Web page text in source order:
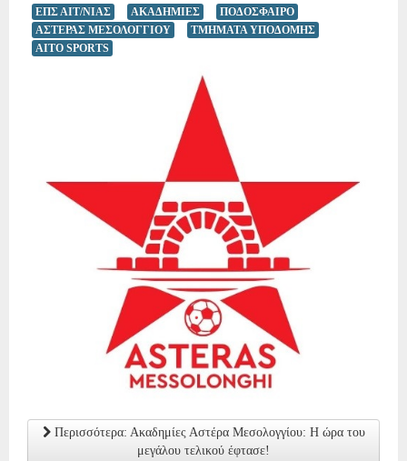
ΕΠΣ ΑΙΤ/ΝΙΑΣ ΑΚΑΔΗΜΙΕΣ
ΠΟΔΟΣΦΑΙΡΟ
ΑΣΤΕΡΑΣ ΜΕΣΟΛΟΓΓΙΟΥ
ΤΜΗΜΑΤΑ ΥΠΟΔΟΜΗΣ
AITO SPORTS
Περισσότερα: Ακαδημίες Αστέρα Μεσολογγίου: Η ώρα του
μεγάλου τελικού έφτασε!